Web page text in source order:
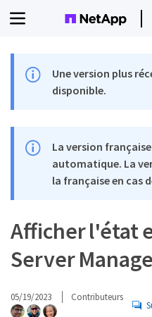
Une version plus
disponible.
La version
automatique. La
la française en cas
Afficher l'état
Server
05/19/2023 Contributeurs